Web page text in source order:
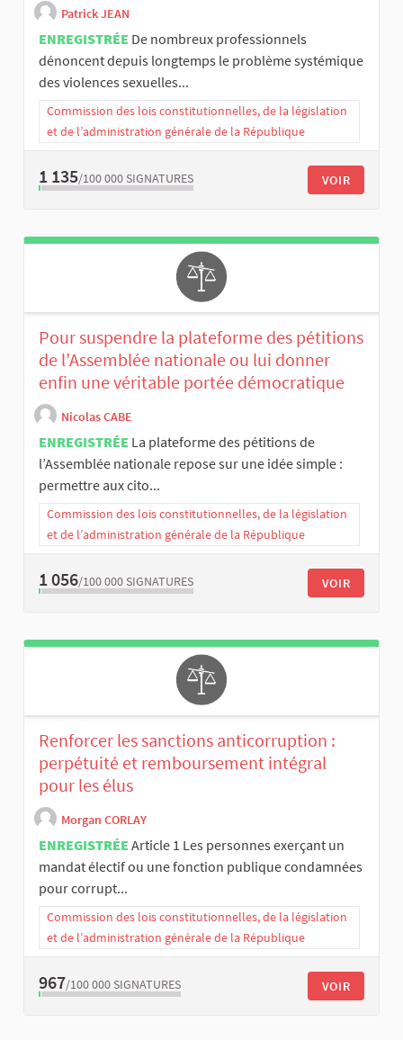
Patrick JEAN
ENREGISTRÉE De nombreux professionnels
dénoncent depuis longtemps le problème systémique
des violences sexuelles...
Commission des lois constitutionnelles, de la législation
et de l’administration générale de la République
1 135/100 000 SIGNATURES VOIR
Pour suspendre la plateforme des pétitions
de l’Assemblée nationale ou lui donner
enfin une véritable portée démocratique
Nicolas CABE
ENREGISTRÉE La plateforme des pétitions de
l’Assemblée nationale repose sur une idée simple :
permettre aux cito...
Commission des lois constitutionnelles, de la législation
et de l’administration générale de la République
1 056/100 000 SIGNATURES VOIR
Renforcer les sanctions anticorruption :
perpétuité et remboursement intégral
pour les élus
Morgan CORLAY
ENREGISTRÉE Article 1 Les personnes exerçant un
mandat électif ou une fonction publique condamnées
pour corrupt...
Commission des lois constitutionnelles, de la législation
et de l’administration générale de la République
967/100 000 SIGNATURES VOIR